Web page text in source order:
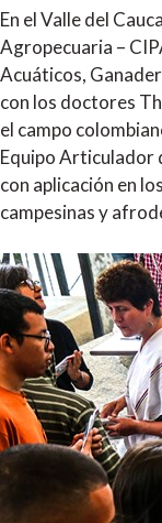
En el Valle del
Agropecuaria –
Acuáticos,
con los doctores
el campo
Equipo Articulador
con aplicación en
campesinas y